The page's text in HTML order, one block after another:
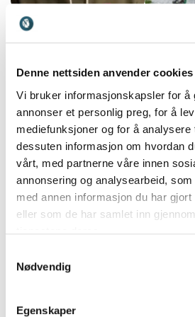
Denne nettsiden anvender cookies
Vi bruker informasjonskapsler for å
annonser et personlig preg, for å
mediefunksjoner og for å
dessuten informasjon om hvordan
vårt, med partnerne våre innen
annonsering og analysearbeid,
med annen informasjon du har
eller som de har samlet inn
Nødvendig
Egenskaper
Pål Angelskår
historieforteller. Dra nytte
av hans kunnskap og
erfaring som utøver,
låtskriver og bandleder i en
bransje litt på utsiden av
det øvrige samfunnet.
brenner
deles dype innsikter som